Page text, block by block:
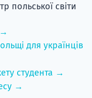
для українців
студента →
→